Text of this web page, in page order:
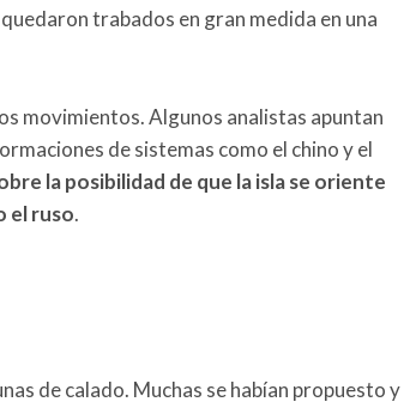
trabados en gran medida en una
movimientos. Algunos analistas apuntan
de sistemas como el chino y el
la posibilidad de que la isla se oriente
el ruso.
de calado. Muchas se habían propuesto y